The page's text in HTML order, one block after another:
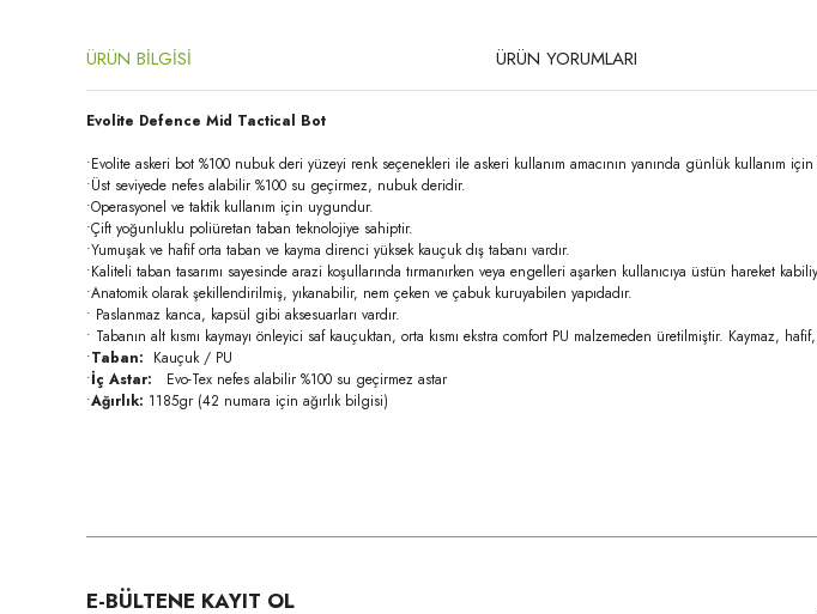
ÜRÜN BİLGİSİ ÜRÜN YORUMLARI
Evolite Defence Mid Tactical Bot
•Evolite askeri bot %100 nubuk deri yüzeyi renk seçenekleri ile askeri kullanım amacının yanında günlük
•Üst seviyede nefes alabilir %100 su geçirmez, nubuk deridir.
•Operasyonel ve taktik kullanım için uygundur.
•Çift yoğunluklu poliüretan taban teknolojiye sahiptir.
•Yumuşak ve hafif orta taban ve kayma direnci yüksek kauçuk dış tabanı vardır.
•Kaliteli taban tasarımı sayesinde arazi koşullarında tırmanırken veya engelleri aşarken kullanıcıya üstün hareket
•Anatomik olarak şekillendirilmiş, yıkanabilir, nem çeken ve çabuk kuruyabilen yapıdadır.
• Paslanmaz kanca, kapsül gibi aksesuarları vardır.
• Tabanın alt kısmı kaymayı önleyici saf kauçuktan, orta kısmı ekstra comfort PU malzemeden üretilmiştir. Kaymaz,
•Taban: Kauçuk / PU
•İç Astar:
Evo-Tex nefes alabilir %100 su geçirmez astar
•Ağırlık: 1185gr (42 numara için ağırlık bilgisi)
Ürün açıklamasında eksik bilgiler bulunuyor.
E-BÜLTENE KAYIT OL